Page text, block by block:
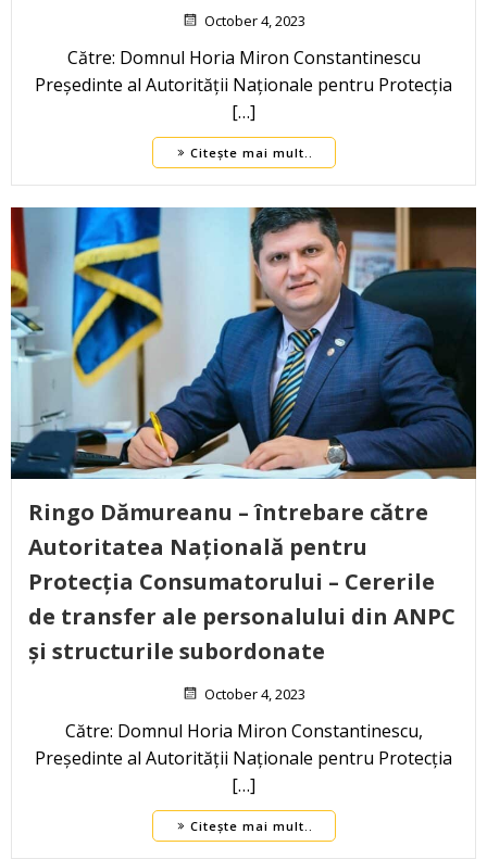
October 4, 2023
Către: Domnul Horia Miron Constantinescu
Președinte al Autorității Naționale pentru Protecția
[…]
Citește mai mult..
Ringo Dămureanu – întrebare către
Autoritatea Națională pentru
Protecția Consumatorului – Cererile
de transfer ale personalului din ANPC
și structurile subordonate
October 4, 2023
Către: Domnul Horia Miron Constantinescu,
Președinte al Autorității Naționale pentru Protecția
[…]
Citește mai mult..